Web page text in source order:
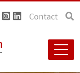
Contact